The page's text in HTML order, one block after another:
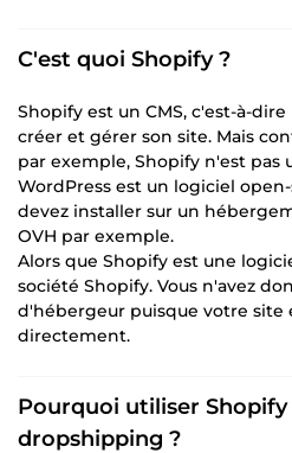
C'est quoi Shopify ?
Shopify est un CMS, c'est-à-
créer et gérer son site. Mais
par exemple, Shopify n'est pas
WordPress est un logiciel
devez installer sur un
OVH par exemple.
Alors que Shopify est une
société Shopify. Vous n'avez
d'hébergeur puisque votre site
directement.
Pourquoi utiliser
dropshipping ?